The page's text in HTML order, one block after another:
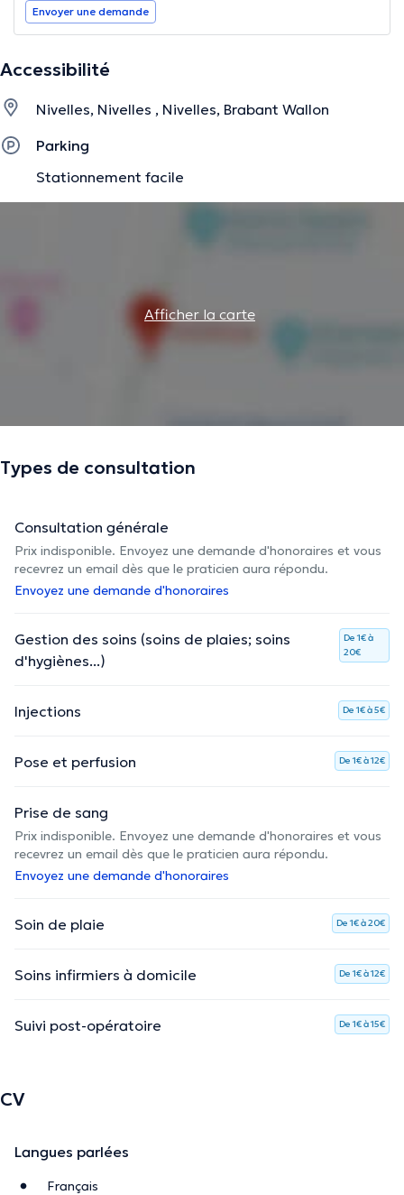
Envoyer une demande
Accessibilité
Nivelles, Nivelles , Nivelles, Brabant Wallon
Parking
Stationnement facile
Afficher la carte
Types de consultation
Consultation générale
Prix indisponible. Envoyez une demande d'honoraires et vous
recevrez un email dès que le praticien aura répondu.
Envoyez une demande d'honoraires
Gestion des soins (soins de plaies; soins
d'hygiènes...)
De 1€ à
20€
Injections De 1€ à 5€
Pose et perfusion De 1€ à 12€
Prise de sang
Prix indisponible. Envoyez une demande d'honoraires et vous
recevrez un email dès que le praticien aura répondu.
Envoyez une demande d'honoraires
Soin de plaie De 1€ à 20€
Soins infirmiers à domicile De 1€ à 12€
Suivi post-opératoire De 1€ à 15€
CV
Langues parlées
Français